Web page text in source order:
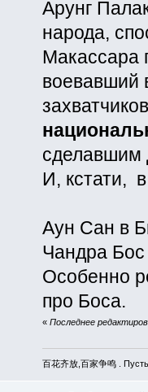
Арунг
народа,
Макассара
воевавший
сделавшим
И, кстати,
Аун Сан в
Чандра
Особенно
про Боса.
« Последнее
百花齐放,百家争鸣 .